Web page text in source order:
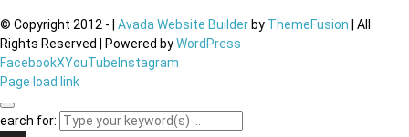
© Copyright 2012 - Avada Website Builder by ThemeFusion | All
Rights Reserved | Powered byWordPress
FacebookXYouTube Instagram
Page load link
for: